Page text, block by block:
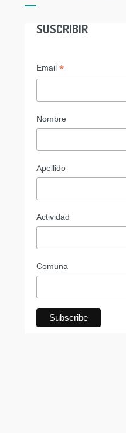
SUSCRIBIR
Email *
Nombre
Apellido
Actividad
Comuna